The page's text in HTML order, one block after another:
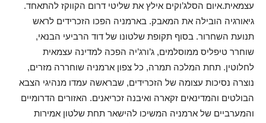
עצמאית.איום הסלג’וקים אילץ את שליטי דרום הקווקז להתאחד.
גיאורגיה הובילה את המאבק. בארמניה הפכו הזכרידים לראש
תנועת השחרור. בסוף תקופת שלטונו של דוד הרביעי הבנאי,
שוחרר טיפליס ממוסלמים, ג’ורג’יה הפכה למדינה עצמאית
לחלוטין. תחת המלכה תמרה, כל צפון ארמניה שוחררה מזרים,
נוצרה נסיכות עצומה של הזכרידים, שבראשה עמדו מנהיגי הצבא
הבולטים והמדינאים זקארה ואיבנה זכריאנים. האזורים הדרומיים
והמערביים של ארמניה המשיכו להישאר תחת שלטון אמירות